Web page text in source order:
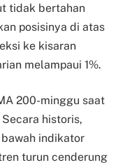
tidak bertahan
posisinya di atas
ke kisaran
melampaui 1%.
200-minggu saat
historis,
indikator
turun cenderung